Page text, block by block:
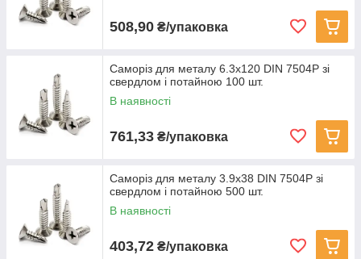
508,90 ₴/упаковка
Саморіз для металу 6.3х120 DIN 7504P зі
свердлом і потайною 100 шт.
В наявності
761,33 ₴/упаковка
Саморіз для металу 3.9х38 DIN 7504P зі
свердлом і потайною 500 шт.
В наявності
403,72 ₴/упаковка